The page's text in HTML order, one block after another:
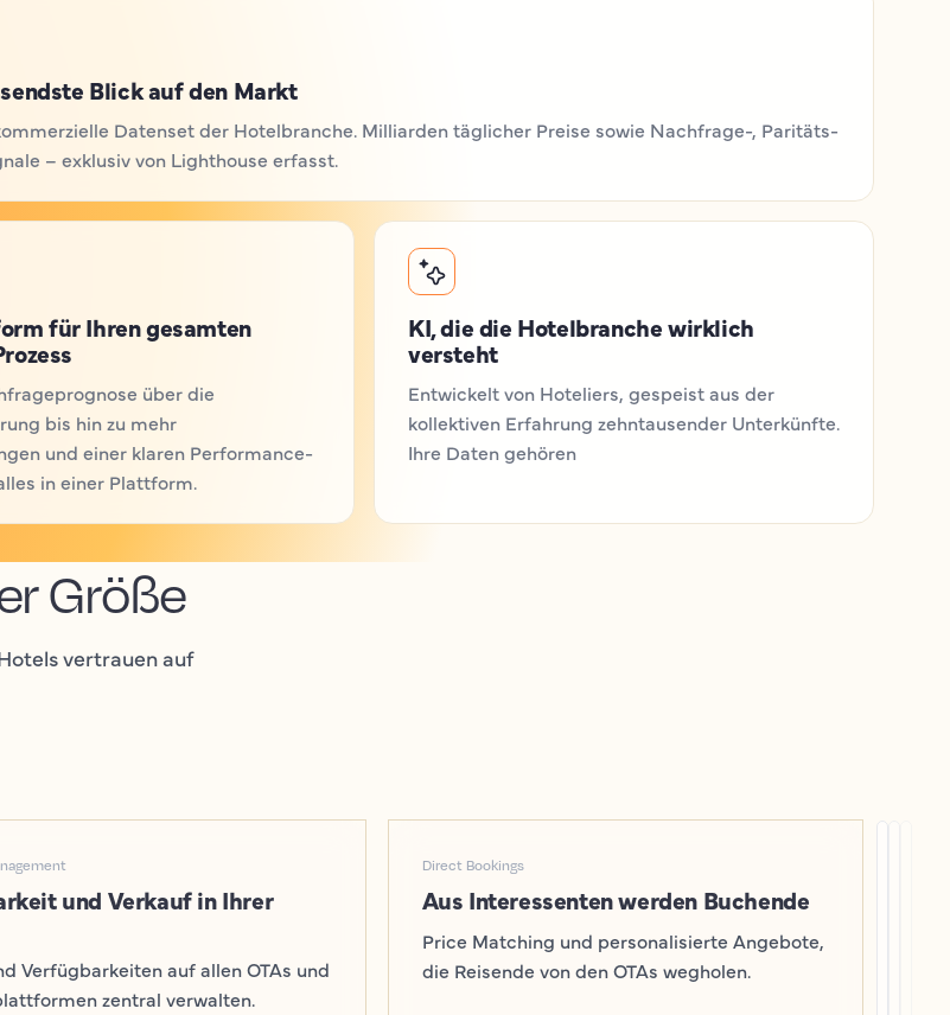
Blick auf den Markt
Datenset der Hotelbranche. Milliarden täglicher Preise sowie Nachfrage-, Paritäts-
– exklusiv von Lighthouse erfasst.
für Ihren gesamten
über die
bis hin zu mehr
und einer klaren Performance-
in einer Plattform.
KI, die die Hotelbranche wirklich
versteht
Entwickelt von Hoteliers, gespeist aus der
kollektiven Erfahrung zehntausender Unterkünfte.
Ihre Daten gehören
Größe
vertrauen auf
und Verkauf in Ihrer
Verfügbarkeiten auf allen OTAs und
zentral verwalten.
Direct Bookings
Aus Interessenten werden Buchende
Price Matching und personalisierte Angebote,
die Reisende von den OTAs wegholen.